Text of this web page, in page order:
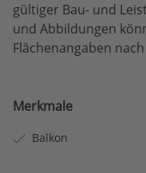
gültiger Bau- und
und Abbildungen
Flächenangaben
Merkmale
Balkon